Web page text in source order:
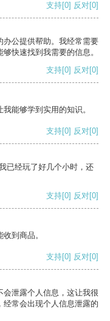
支持[0] 反对[0]
办公提供帮助。我经常需要
快速找到我需要的信息。
支持[0] 反对[0]
能够学到实用的知识。
支持[0] 反对[0]
已经玩了好几个小时，还
支持[0] 反对[0]
到商品。
支持[0] 反对[0]
泄露个人信息，这让我很
常会出现个人信息泄露的